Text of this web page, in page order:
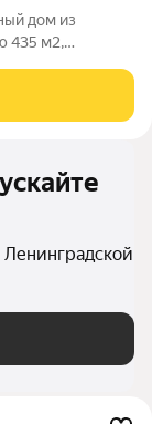
дом из
435 м2,